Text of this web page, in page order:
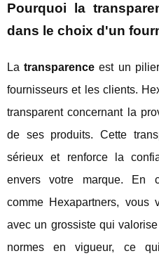
Pourquoi la
dans le choix d'un
Latransparence est un
fournisseurs et les clients.
transparent concernant la
de ses produits. Cette
sérieux et renforce la
envers votre marque. En
comme Hexapartners, vous
avec un grossiste qui
normes en vigueur, ce